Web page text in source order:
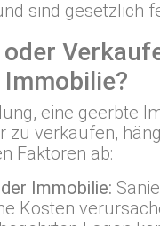
sind gesetzlich
eine geerbte
zu verkaufen,
Faktoren ab:
Immobilie:
Kosten